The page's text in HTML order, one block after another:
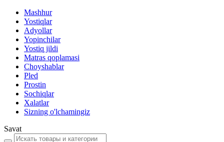
Mashhur
Yostiqlar
Adyollar
Yopinchilar
Yostiq jildi
Matras qoplamasi
Choyshablar
Pled
Prostin
Sochiqlar
Xalatlar
Sizning o'lchamingiz
Savat